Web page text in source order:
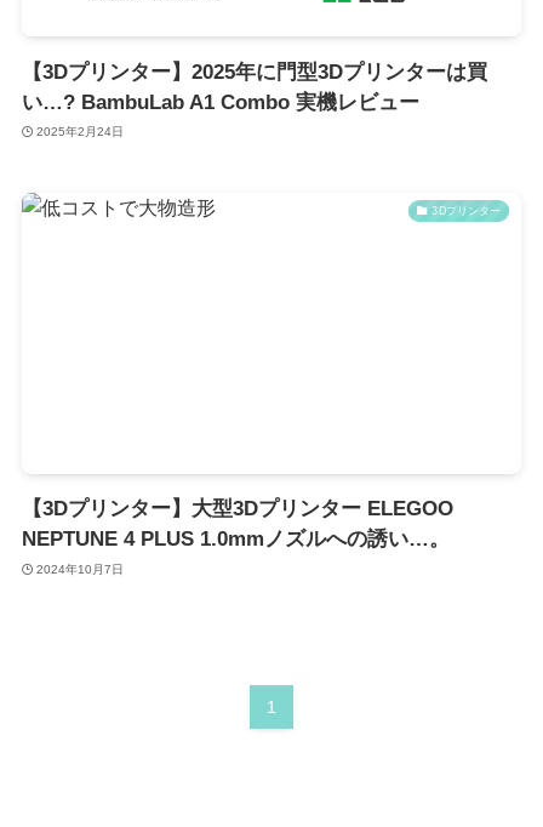
【3Dプリンター】2025年に門型3Dプリンターは買
い…? BambuLab A1 Combo 実機レビュー
2025年2月24日
3Dプリンター
【3Dプリンター】大型3Dプリンター ELEGOO
NEPTUNE 4 PLUS 1.0mmノズルへの誘い…。
2024年10月7日
1